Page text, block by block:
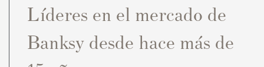
Líderes en el mercado de
Banksy desde hace más de